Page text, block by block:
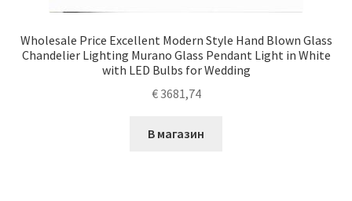
Wholesale Price Excellent Modern Style Hand Blown Glass
Chandelier Lighting Murano Glass Pendant Light in White
with LED Bulbs for Wedding
€3681,74
В магазин